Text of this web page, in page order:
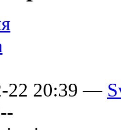
22 20:39 —